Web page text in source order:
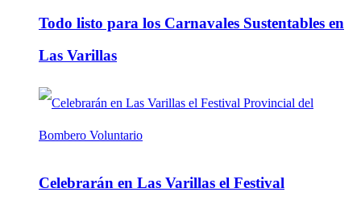
Todo listo para los Carnavales Sustentables en
Las Varillas
Celebrarán en Las Varillas el Festival